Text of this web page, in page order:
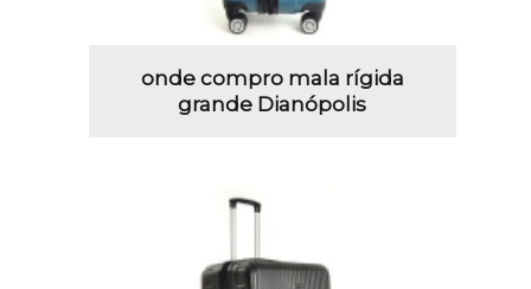
onde compro mala rígida
grande Dianópolis